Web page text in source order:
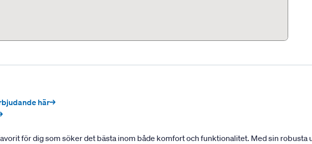
här→
för dig som söker det bästa inom både komfort och funktionalitet. Med sin